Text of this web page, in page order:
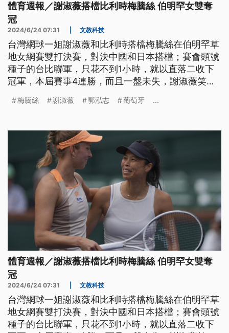
體育週報／謝淑薇搭檔比利時梅騰絲 伯明罕女雙奪
冠
2024/6/24 07:31 文教科技
台灣網球一姐謝淑薇和比利時搭檔梅騰絲在伯明罕草
地女網賽雙打決賽，對決中國和日本搭檔；賽會頭號
種子的台比聯軍，只花不到1小時，就以直落二收下
冠軍，本屆賽事4連勝，而且一盤未失，謝淑薇笑納
梅騰絲 謝淑薇 郭泓志 葡萄牙 ...
體育週報／謝淑薇搭檔比利時梅騰絲 伯明罕女雙奪
冠
2024/6/24 07:31 文教科技
台灣網球一姐謝淑薇和比利時搭檔梅騰絲在伯明罕草
地女網賽雙打決賽，對決中國和日本搭檔；賽會頭號
種子的台比聯軍，只花不到1小時，就以直落二收下